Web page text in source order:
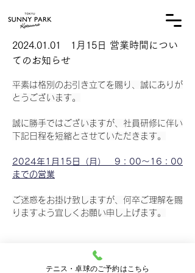
2024.01.01 1 月15日 営業時間につい
てのお知らせ
平素は格別のお引き立てを賜り、誠にありが
とうございます。
誠に勝手ではございますが、社員研修に伴い
下記日程を短縮とさせていただきます。
2024年1月15日（月）　9：00～16：00
までの営業
ご迷惑をお掛け致しますが、何卒ご理解を賜
りますよう宜しくお願い申し上げます。
テニス・卓球のご予約はこちら